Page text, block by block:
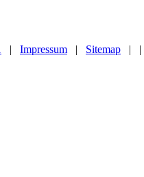
| Impressum | Sitemap | |